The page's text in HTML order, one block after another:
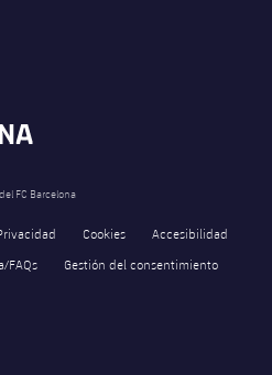
FC Barcelona
Cookies
Accesibilidad
FAQs
Gestión del consentimiento